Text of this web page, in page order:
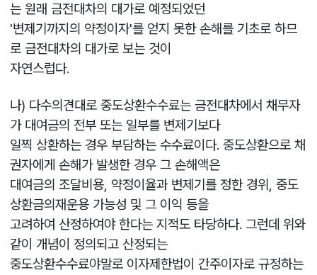
는 원래 금전대차의 대가로 예정되었던
'변제기까지의 약정이자'를 얻지 못한 손해를 기초로 하므
로 금전대차의 대가로 보는 것이
자연스럽다.
나) 다수의견대로 중도상환수수료는 금전대차에서 채무자
가 대여금의 전부 또는 일부를 변제기보다
일찍 상환하는 경우 부담하는 수수료이다. 중도상환으로 채
권자에게 손해가 발생한 경우 그 손해액은
대여금의 조달비용, 약정이율과 변제기를 정한 경위, 중도
상환금의재운용 가능성 및 그 이익 등을
고려하여 산정하여야 한다는 지적도 타당하다. 그런데 위와
같이 개념이 정의되고 산정되는
중도상환수수료야말로 이자제한법이 간주이자로 규정하는